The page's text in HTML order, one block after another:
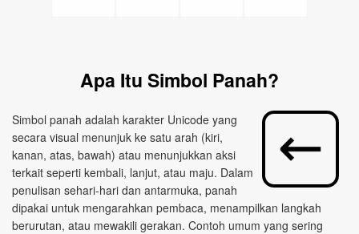
Apa Itu Simbol Panah?
Simbol panah adalah karakter Unicode yang
secara visual menunjuk ke satu arah (kiri,
kanan, atas, bawah) atau menunjukkan aksi
terkait seperti kembali, lanjut, atau maju. Dalam
penulisan sehari‑hari dan antarmuka, panah
dipakai untuk mengarahkan pembaca, menampilkan langkah
berurutan, atau mewakili gerakan. Contoh umum yang sering